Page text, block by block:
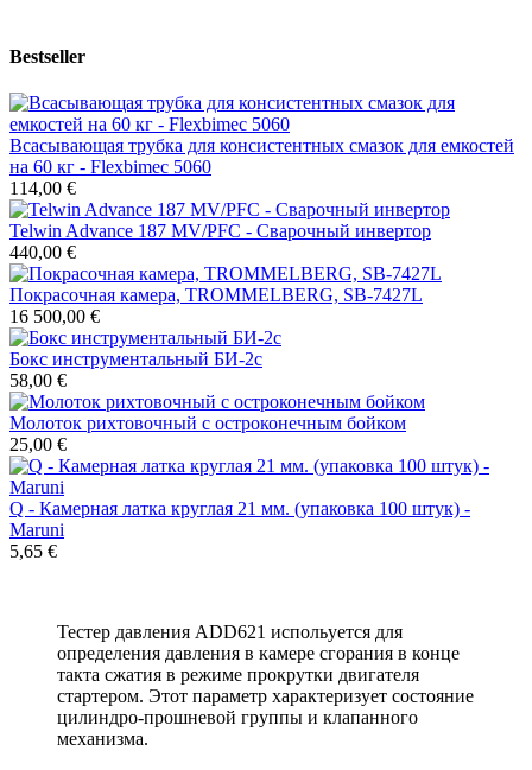
Bestseller
Всасывающая трубка для консистентных смазок для емкостей
на 60 кг - Flexbimec 5060
114,00 €
Telwin Advance 187 MV/PFC - Сварочный инвертор
440,00 €
Покрасочная камера, TROMMELBERG, SB-7427L
16 500,00 €
Бокс инструментальный БИ-2с
58,00 €
Молоток рихтовочный с остроконечным бойком
25,00 €
Q - Камерная латка круглая 21 мм. (упаковка 100 штук) -
Maruni
5,65 €
Тестер давления ADD621 испольуется для
определения давления в камере сгорания в конце
такта сжатия в режиме прокрутки двигателя
стартером. Этот параметр характеризует состояние
цилиндро-прошневой группы и клапанного
механизма.